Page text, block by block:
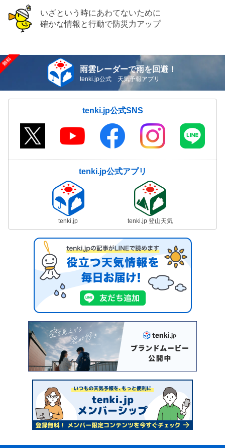
いざという時にあわてないために
確かな情報と行動で防災力アップ
雨雲レーダーで雨を回避！
tenki.jp公式 天気予報アプリ
tenki.jp公式SNS
tenki.jp公式アプリ
tenki.jp tenki.jp 登山天気